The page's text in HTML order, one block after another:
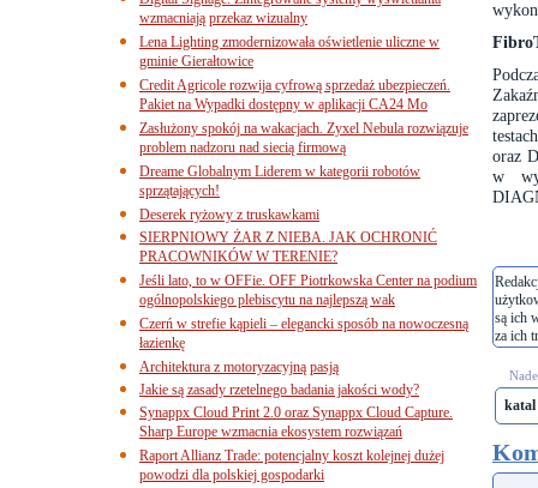
oraz
w
są ich
za ich
katal
wzmacniają przekaz wizualny
Lena Lighting zmodernizowała oświetlenie uliczne w
gminie Gierałtowice
Credit Agricole rozwija cyfrową sprzedaż ubezpieczeń.
Pakiet na Wypadki dostępny w aplikacji CA24 Mo
Zasłużony spokój na wakacjach. Zyxel Nebula rozwiązuje
problem nadzoru nad siecią firmową
Dreame Globalnym Liderem w kategorii robotów
sprzątających!
Deserek ryżowy z truskawkami
SIERPNIOWY ŻAR Z NIEBA. JAK OCHRONIĆ
PRACOWNIKÓW W TERENIE?
Jeśli lato, to w OFFie. OFF Piotrkowska Center na podium
ogólnopolskiego plebiscytu na najlepszą wak
Czerń w strefie kąpieli – elegancki sposób na nowoczesną
łazienkę
Architektura z motoryzacyjną pasją
Jakie są zasady rzetelnego badania jakości wody?
Synappx Cloud Print 2.0 oraz Synappx Cloud Capture.
Sharp Europe wzmacnia ekosystem rozwiązań
Raport Allianz Trade: potencjalny koszt kolejnej dużej
powodzi dla polskiej gospodarki